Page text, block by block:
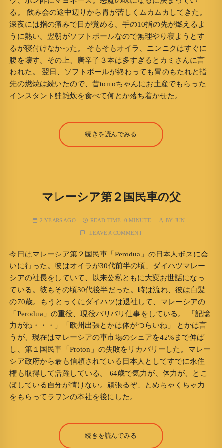
る。 飲み会の途中辺りから胃が苦しくムカムカしてきた。
深夜には指の痛みで目が覚める。手の10指の先が燃えるよ
うに熱い。翌朝がソフトボールなので無理やり寝ようとす
るが寝付けなかった。 そもそもオイラ、ニンニクはすぐに
腹を壊す。その上、唐辛子３本は多すぎるとカミさんに言
われた。 翌日、ソフトボールが終わっても胃のもたれと指
先の燃焼は続いたので、昔tomoちゃんにお土産でもらった
インスタント鮭雑炊を食べて何とか落ち着かせた。
続きを読んでみる
マレーシア第２国民車の父
2 YEARS AGO READ TIME: 0 MINUTE BY JUN
LEAVE A COMMENT
今日はマレーシア第２国民車「Perodua」の日本人ボスに会
いに行った。彼はオイラが30代前半の頃、ダイハツマレー
シアの社長をしていて、以来公私ともに大変お世話になっ
ている。彼もその頃30代後半だった。時は流れ、彼は白髪
の70歳。もうとっくにダイハツは退社して、マレーシアの
「Perodua」の重役、現役バリバリ仕事をしている。 「記憶
力がね・・・」「欧州出張とかは体がつらいね」 とかは言
うが、現在はマレーシアの車市場のシェアを42%まで伸ば
し、第１国民車「Proton」の失敗をリカバリーした。マレー
シア政府から最も信頼されている日本人としてすでに永住
権も取得して活躍している。 64歳で気力が、体力が、とこ
ぼしている自分が情けない。頑張るぞ、とめちゃくちゃ力
をもらってラワンの本社を後にした。
続きを読んでみる